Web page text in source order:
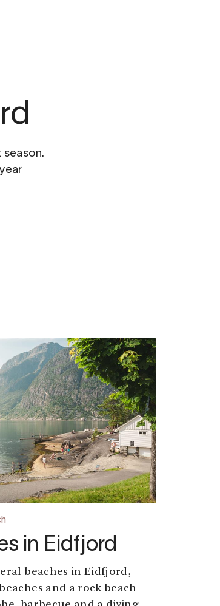
season.
in Eidfjord
beaches in Eidfjord,
and a rock beach